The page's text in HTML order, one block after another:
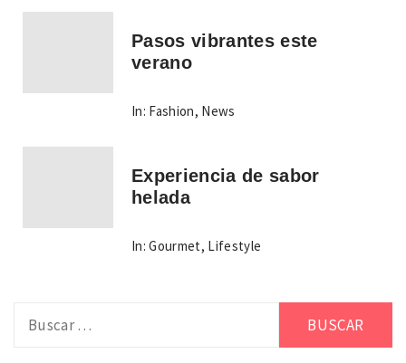
Pasos vibrantes este
verano
In: Fashion, News
Experiencia de sabor
helada
In: Gourmet, Lifestyle